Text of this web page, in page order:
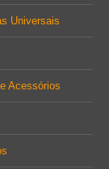
Universais
Acessórios